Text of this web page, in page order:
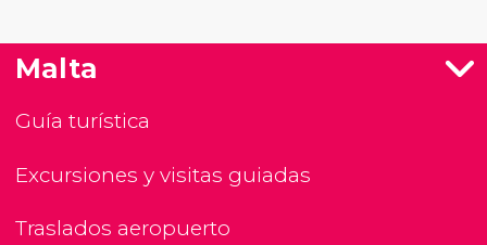
Malta
Guía turística
Excursiones y visitas guiadas
Traslados aeropuerto